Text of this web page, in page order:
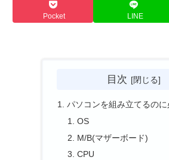
Pocket LINE
目次
パソコンを組み立てるの
OS
M/B(マザーボード)
CPU